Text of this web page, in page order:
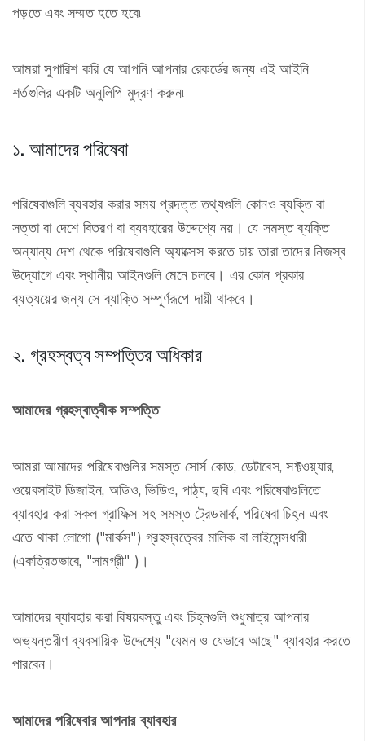
পড়তে এবং সম্মত হতে হবে৷
আমরা সুপারিশ করি যে আপনি আপনার রেকর্ডের জন্য এই আইনি
শর্তগুলির একটি অনুলিপি মুদ্রণ করুন৷
১. আমাদের পরিষেবা
পরিষেবাগুলি ব্যবহার করার সময় প্রদত্ত তথ্যগুলি কোনও ব্যক্তি বা
সত্তা বা দেশে বিতরণ বা ব্যবহারের উদ্দেশ্যে নয়। যে সমস্ত ব্যক্তি
অন্যান্য দেশ থেকে পরিষেবাগুলি অ্যাক্সেস করতে চায় তারা তাদের নিজস্ব
উদ্যোগে এবং স্থানীয় আইনগুলি মেনে চলবে। এর কোন প্রকার
ব্যত্যয়ের জন্য সে ব্যাক্তি সম্পূর্ণরূপে দায়ী থাকবে।
২. গ্রহস্বত্ব সম্পত্তির অধিকার
আমাদের গ্রহস্বাত্বীক সম্পত্তি
আমরা আমাদের পরিষেবাগুলির সমস্ত সোর্স কোড, ডেটাবেস, সফ্টওয়্যার,
ওয়েবসাইট ডিজাইন, অডিও, ভিডিও, পাঠ্য, ছবি এবং পরিষেবাগুলিতে
ব্যাবহার করা সকল গ্রাফিক্স সহ সমস্ত ট্রেডমার্ক, পরিষেবা চিহ্ন এবং
এতে থাকা লোগো ("মার্কস") গ্রহস্বত্বের মালিক বা লাইসেন্সধারী
(একত্রিতভাবে, "সামগ্রী" )।
আমাদের ব্যাবহার করা বিষয়বস্তু এবং চিহ্নগুলি শুধুমাত্র আপনার
অভ্যন্তরীণ ব্যবসায়িক উদ্দেশ্যে "যেমন ও যেভাবে আছে" ব্যাবহার করতে
পারবেন।
আমাদের পরিষেবার আপনার ব্যাবহার